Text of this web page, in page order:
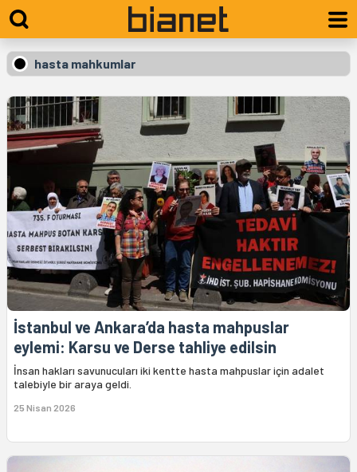
hasta mahkumlar
İstanbul ve Ankara’da hasta mahpuslar
eylemi: Karsu ve Derse tahliye edilsin
İnsan hakları savunucuları iki kentte hasta mahpuslar için adalet
talebiyle bir araya geldi.
25 Nisan 2026